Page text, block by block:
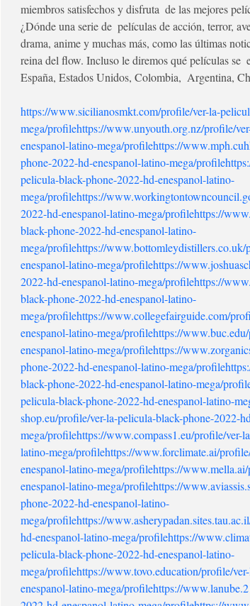
miembros satisfechos y disfruta  de las mejores
¿Dónde una serie de  películas de acción, terror,
drama, anime y muchas más, como las últimas
reina del flow. Incluso le diremos qué películas se
España, Estados Unidos, Colombia,  Argentina,
https://www.sicilianosmkt.com/profile/ver-la-
mega/profilehttps://www.unyouth.org.nz/profile/
enespanol-latino-mega/profilehttps://
phone-2022-hd-enespanol-latino-mega/profile
pelicula-black-phone-2022-hd-enespanol-latino-
mega/profilehttps://
2022-hd-enespanol-latino-mega/profilehttps://
black-phone-2022-hd-enespanol-latino-
mega/profilehttps://
enespanol-latino-mega/profilehttps://
2022-hd-enespanol-latino-mega/profilehttps://
black-phone-2022-hd-enespanol-latino-
mega/profilehttps://www.collegefairguide.com/
enespanol-latino-mega/profilehttps://
enespanol-latino-mega/profilehttps://
phone-2022-hd-enespanol-latino-mega/profile
black-phone-2022-hd-enespanol-latino-mega/
pelicula-black-phone-2022-hd-enespanol-latino-
shop.eu/profile/ver-la-pelicula-black-phone-2022-
mega/profilehttps://www.compass1.eu/profile/ver-
latino-mega/profilehttps://www.forclimate.ai/
enespanol-latino-mega/profilehttps://
enespanol-latino-mega/profilehttps://
phone-2022-hd-enespanol-latino-
mega/profilehttps://
hd-enespanol-latino-mega/profilehttps://
pelicula-black-phone-2022-hd-enespanol-latino-
mega/profilehttps://www.tovo.education/profile/
enespanol-latino-mega/profilehttps://